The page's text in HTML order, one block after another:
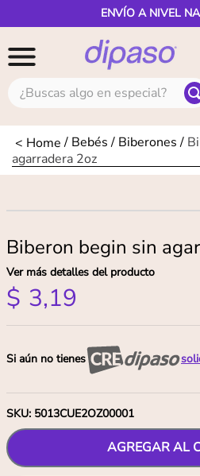
ENVÍO A NIVEL
¿Buscas algo en especial?
Bebés Biberones
agarradera 2oz
Biberon begin sin
Ver más detalles del producto
$ 3,19
Si aún no tienes
SKU: 5013CUE2OZ00001
AGREGAR AL